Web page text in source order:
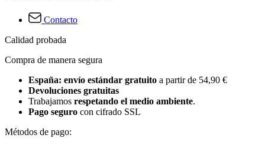
Contacto
Calidad probada
Compra de manera segura
España: envío estándar gratuito a partir de 54,90 €
Devoluciones gratuitas
Trabajamos respetando el medio ambiente.
Pago seguro con cifrado SSL
Métodos de pago: